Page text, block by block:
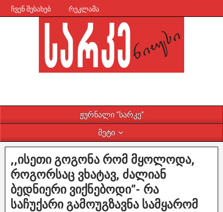
ჩვენ შესახებ რეკლამა
ჟურნალი ”სარკე”
მეტი
,,ისეთი გოგონა რომ მყოლოდა,
როგორსაც ვხატავ, ძალიან
ბედნიერი ვიქნებოდი”- რა
საჩუქარი გამოუგზავნა სამყარომ